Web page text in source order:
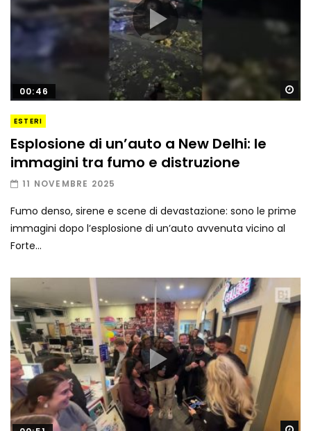
00:46
ESTERI
Esplosione di un’auto a New Delhi: le
immagini tra fumo e distruzione
11 NOVEMBRE 2025
Fumo denso, sirene e scene di devastazione: sono le prime
immagini dopo l’esplosione di un’auto avvenuta vicino al
Forte...